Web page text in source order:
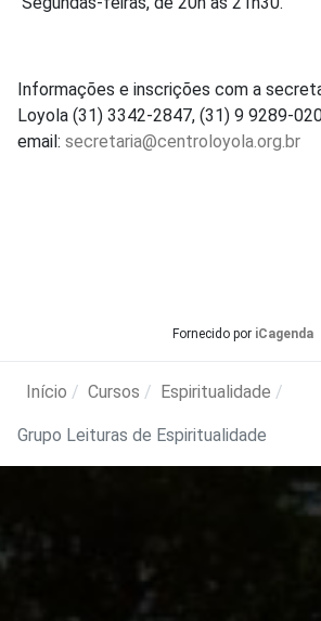
Informações e inscrições com a
Loyola (31) 3342-2847, (31) 9 9289-
email: secretaria@centroloyola.org.br
Fornecido por iCagenda
Início Cursos Espiritualidade
Grupo Leituras de Espiritualidade